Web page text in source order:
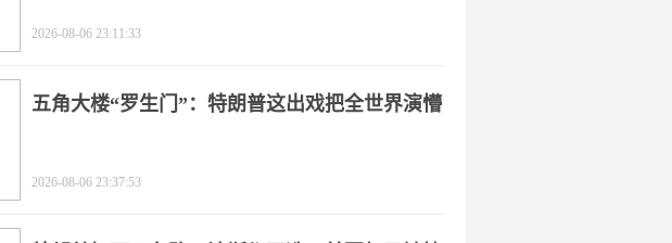
2026-08-06 23:11:33
五角大楼“罗生门”：特朗普这出戏把全世界演懵
2026-08-06 23:37:53